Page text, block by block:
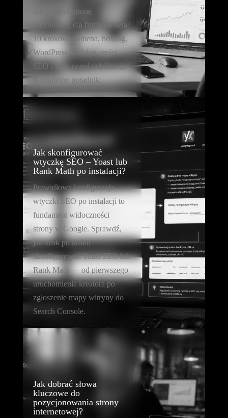
Jak założyć stronę
internetową dla firmy od zera?
10 kroków: domena, hosting,
WordPress, szablon, treści,
SEO i testy przed publikacją.
Kompletny poradnik.
Jak skonfigurować
wtyczkę SEO – Yoast lub
Rank Math po instalacji?
Prawidłowa konfiguracja
wtyczki SEO po instalacji to
fundament widoczności
strony w Google. Sprawdź,
jak krok po kroku
skonfigurować Yoast SEO lub
Rank Math — od pierwszego
uruchomienia kreatora po
zgłoszenie mapy witryny do
Search Console.
Jak dobrać słowa
kluczowe do
pozycjonowania strony
internetowej?